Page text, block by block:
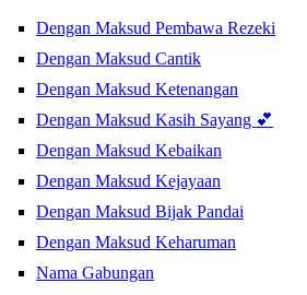
Dengan Maksud Pembawa Rezeki
Dengan Maksud Cantik
Dengan Maksud Ketenangan
Dengan Maksud Kasih Sayang 💕
Dengan Maksud Kebaikan
Dengan Maksud Kejayaan
Dengan Maksud Bijak Pandai
Dengan Maksud Keharuman
Nama Gabungan